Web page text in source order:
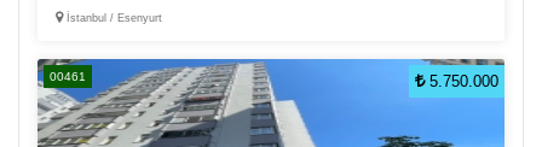
İstanbul / Esenyurt
00461 5.750.000